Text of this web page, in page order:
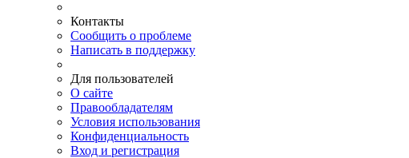
Контакты
Сообщить о проблеме
Написать в поддержку
Для пользователей
О сайте
Правообладателям
Условия использования
Конфиденциальность
Вход и регистрация